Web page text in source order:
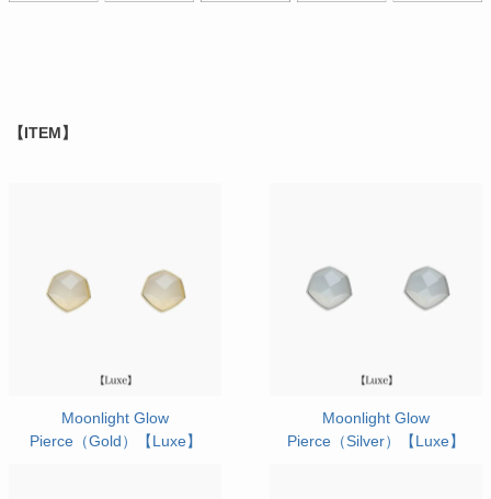
【ITEM】
Moonlight Glow
Pierce（Gold）【Luxe】
Moonlight Glow
Pierce（Silver）【Luxe】